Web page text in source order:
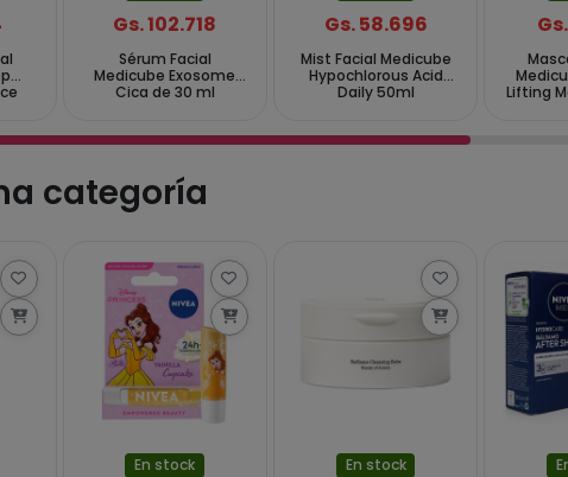
Gs. 102.718
Sérum Facial
Medicube Exosome
Cica de 30 ml
Gs. 58.696
Mist Facial Medicube
Hypochlorous Acid
Daily 50ml
Lifting
categoría
En stock En stock